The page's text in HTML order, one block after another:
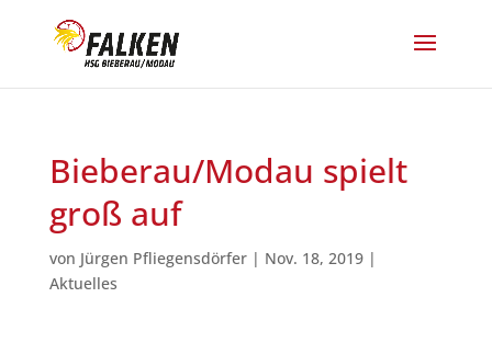
Bieberau/Modau spielt
groß auf
von Jürgen Pfliegensdörfer| Nov. 18, 2019|
Aktuelles